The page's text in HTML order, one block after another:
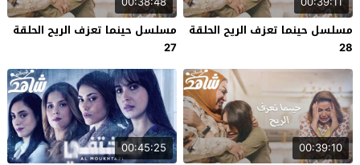
مسلسل حينما تعزف الريح الحلقة
28
مسلسل حينما تعزف الريح الحلقة
27
00:39:10
00:45:25